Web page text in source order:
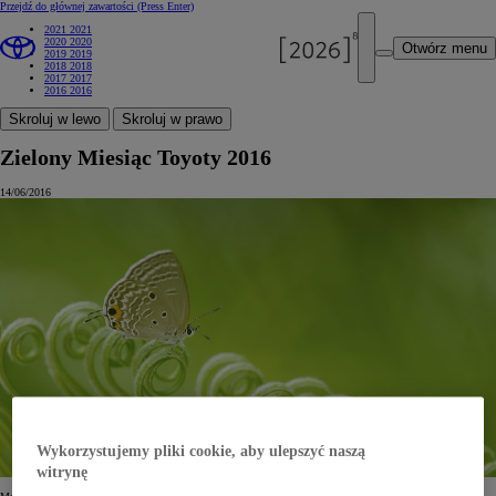
Przejdź do głównej zawartości (Press Enter)
Otwórz menu
2021 2021
2020 2020
2019 2019
2018 2018
2017 2017
2016 2016
Skroluj w lewo Skroluj w prawo
Zielony Miesiąc Toyoty 2016
14/06/2016
Wykorzystujemy pliki cookie, aby ulepszyć naszą
witrynę